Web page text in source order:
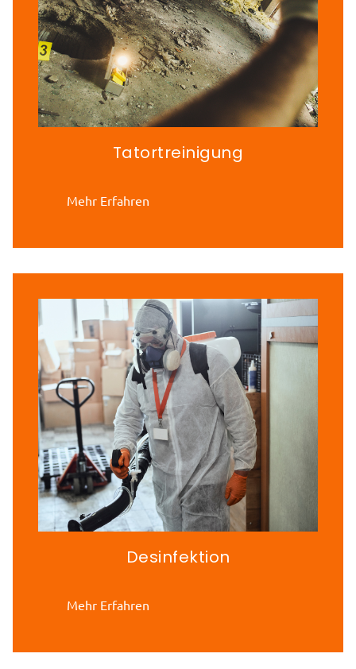
Tatortreinigung
Mehr Erfahren
Desinfektion
Mehr Erfahren